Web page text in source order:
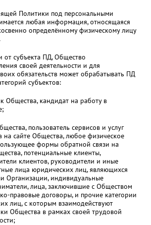
Политики под персональными
любая информация, относящаяся
определённому физическому лицу
от субъекта ПД, Общество
своей деятельности и для
обязательств может обрабатывать ПД
субъектов:
Общества, кандидат на работу в
пользователь сервисов и услуг
на сайте Общества, любое физическое
формы обратной связи на
потенциальные клиенты,
клиентов, руководители и иные
лица юридических лиц, являющихся
Организации, индивидуальные
лица, заключившие с Обществом
правовые договоры, и прочие категории
лиц, с которым взаимодействуют
Общества в рамках своей трудовой